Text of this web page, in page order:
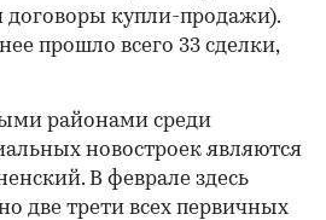
договоры купли-продажи).
прошло всего 33 сделки,
районами среди
новостроек являются
В феврале здесь
две трети всех первичных